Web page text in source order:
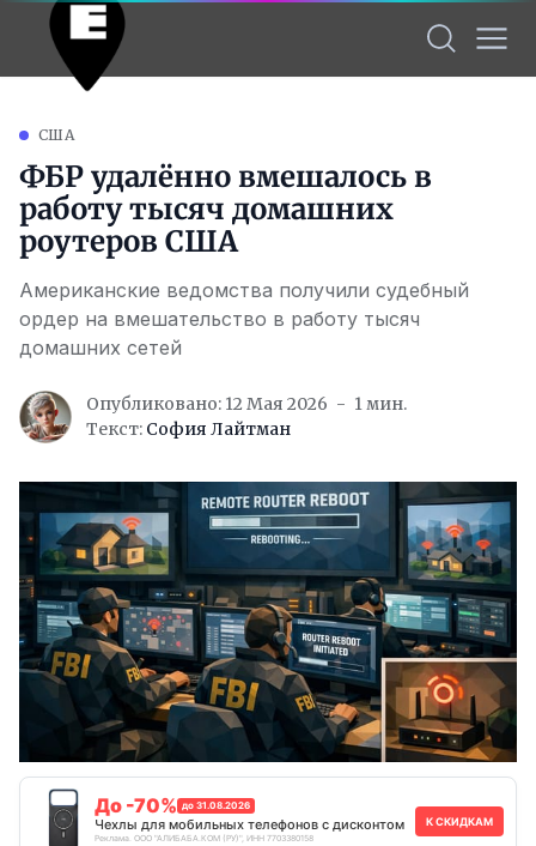
США
ФБР удалённо вмешалось в
работу тысяч домашних
роутеров США
Американские ведомства получили судебный
ордер на вмешательство в работу тысяч
домашних сетей
Опубликовано: 12 Мая 2026
1 мин.
Текст: София Лайтман
До -70% до 31.08.2026
Чехлы для мобильных телефонов с дисконтом
Реклама. ООО "АЛИБАБА.КОМ (РУ)", ИНН 7703380158
К СКИДКАМ